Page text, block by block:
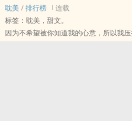
耽美 / 排行榜
连载
标签：耽美，甜文。
因为不希望被你知道我的心意，所以我压